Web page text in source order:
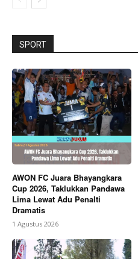
SPORT
AWON FC Juara Bhayangkara
Cup 2026, Taklukkan Pandawa
Lima Lewat Adu Penalti
Dramatis
1 Agustus 2026